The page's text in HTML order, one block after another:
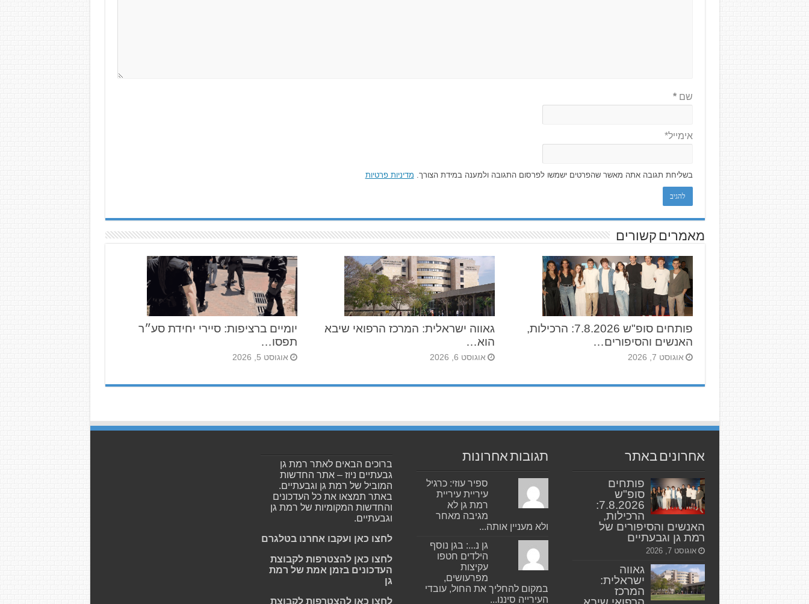
שם*
אימייל*
בשליחת תגובה אתה מאשר שהפרטים ישמשו לפרסום התגובה ולמענה במידת הצורך. מדיניות פרטיות
מאמרים קשורים
פותחים סופ"ש 7.8.2026: הרכילות,
האנשים והסיפורים…
אוגוסט 7, 2026
גאווה ישראלית: המרכז הרפואי שיבא
הוא…
אוגוסט 6, 2026
יומיים ברציפות: סיירי יחידת סע״ר
תפסו…
אוגוסט 5, 2026
אחרונים באתר
פותחים
סופ"ש
7.8.2026:
הרכילות,
האנשים והסיפורים של
רמת גן וגבעתיים
אוגוסט 7, 2026
גאווה
ישראלית:
המרכז
תגובות אחרונות
ספיר עוזי: כרגיל
עיריית עיריית
רמת גן לא
מגיבה מאחר
ולא מעניין אותה...
גן נ...: בגן נוסף
הילדים חטפו
עקיצות
מפרעושים,
במקום להחליך את החול, עובדי
העירייה סיננו...
ברוכים הבאים לאתר רמת גן
גבעתיים ניוז – אתר החדשות
המוביל של רמת גן וגבעתיים.
באתר תמצאו את כל העדכונים
והחדשות המקומיות של רמת גן
וגבעתיים.
לחצו כאן ועקבו אחרנו בטלגרם
לחצו כאן להצטרפות לקבוצת
העדכונים בזמן אמת של רמת
גן
לחצו כאן להצטרפות לקבוצת